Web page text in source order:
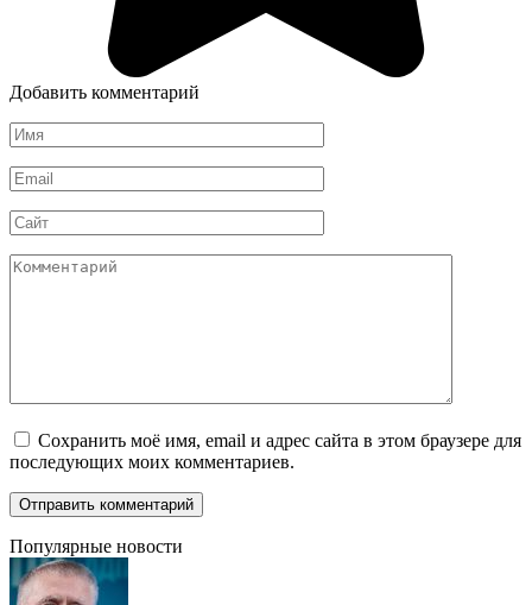
Добавить комментарий
Имя
*
Email
*
Сайт
Комментарий
Сохранить моё имя, email и адрес сайта в этом браузере для
последующих моих комментариев.
Популярные новости